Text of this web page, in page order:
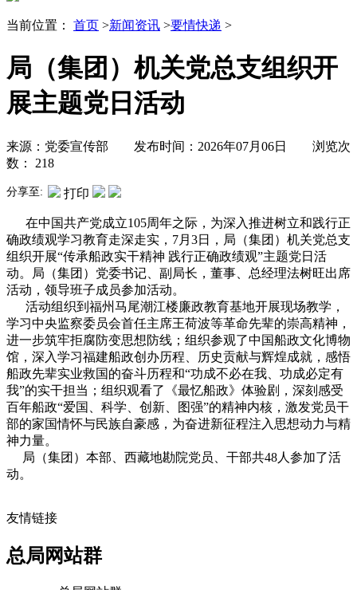
当前位置： 首页 >新闻资讯 >要情快递 >
局（集团）机关党总支组织开
展主题党日活动
来源：党委宣传部 发布时间：2026年07月06日 浏览次
数：
218
分享至: 打印
在中国共产党成立105周年之际，为深入推进树立和践行正
确政绩观学习教育走深走实，7月3日，局（集团）机关党总支
组织开展“传承船政实干精神 践行正确政绩观”主题党日活
动。局（集团）党委书记、副局长，董事、总经理法树旺出席
活动，领导班子成员参加活动。
活动组织到福州马尾潮江楼廉政教育基地开展现场教学，
学习中央监察委员会首任主席王荷波等革命先辈的崇高精神，
进一步筑牢拒腐防变思想防线；组织参观了中国船政文化博物
馆，深入学习福建船政创办历程、历史贡献与辉煌成就，感悟
船政先辈实业救国的奋斗历程和“功成不必在我、功成必定有
我”的实干担当；组织观看了《最忆船政》体验剧，深刻感受
百年船政“爱国、科学、创新、图强”的精神内核，激发党员干
部的家国情怀与民族自豪感，为奋进新征程注入思想动力与精
神力量。
局（集团）本部、西藏地勘院党员、干部共48人参加了活
动。
友情链接
总局网站群